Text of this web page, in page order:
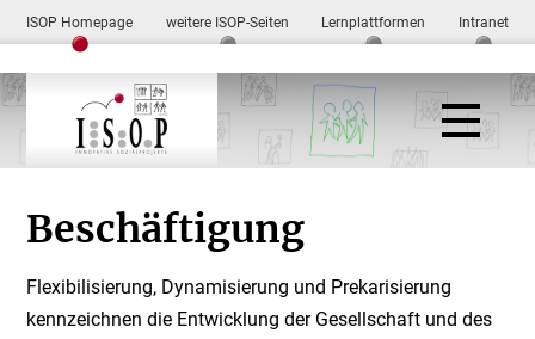
ISOP Homepage weitere ISOP-Seiten Lernplattformen Intranet
Beschäftigung
Flexibilisierung, Dynamisierung und Prekarisierung
kennzeichnen die Entwicklung der Gesellschaft und des